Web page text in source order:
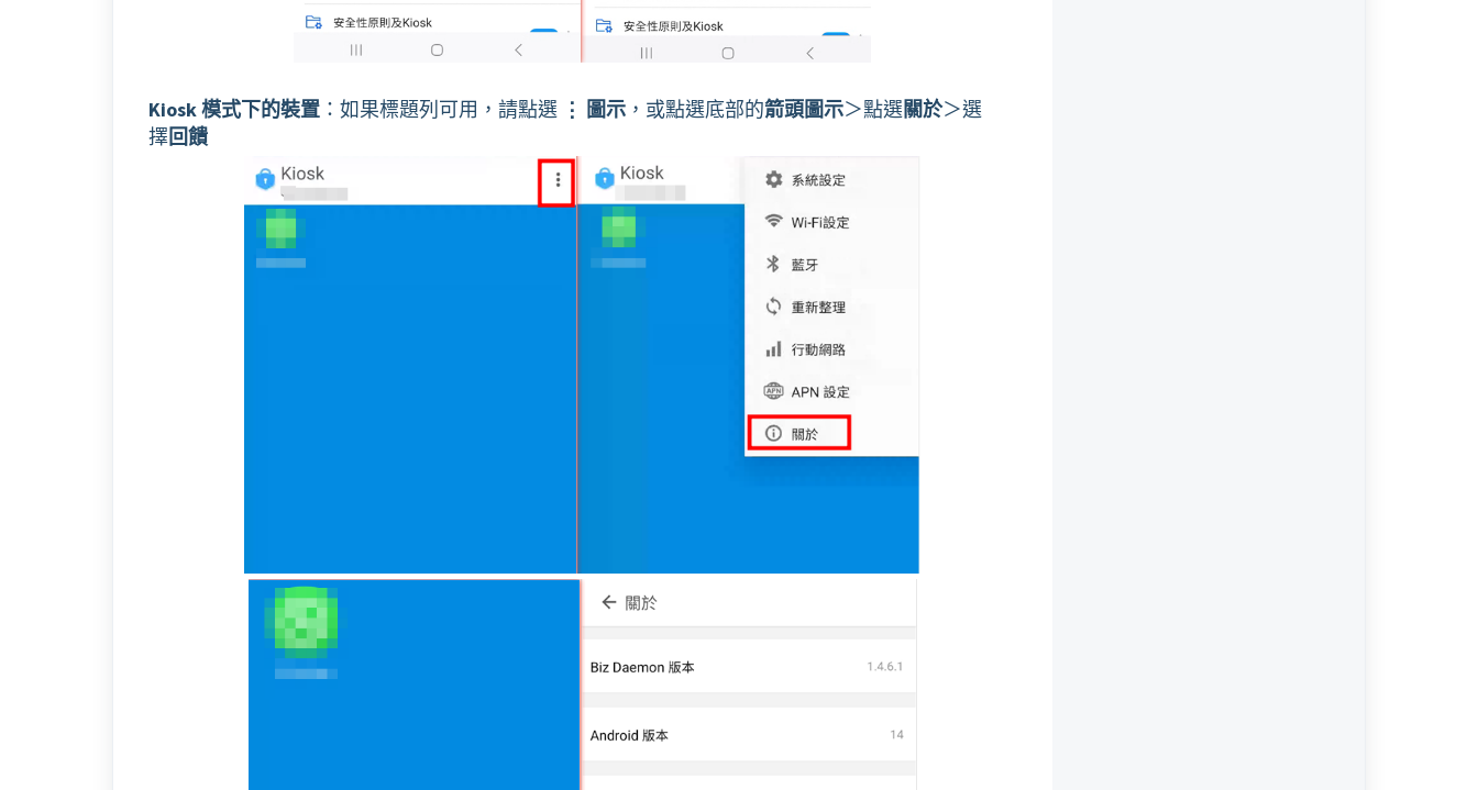
Kiosk 模式下的裝置 ：如果標題列可用，請點選 ⋮ 圖示 ，或點選底部的箭頭圖示＞點選關於＞選
擇回饋